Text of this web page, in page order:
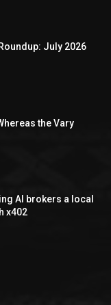
July 2026
the Vary
AI brokers a local
x402